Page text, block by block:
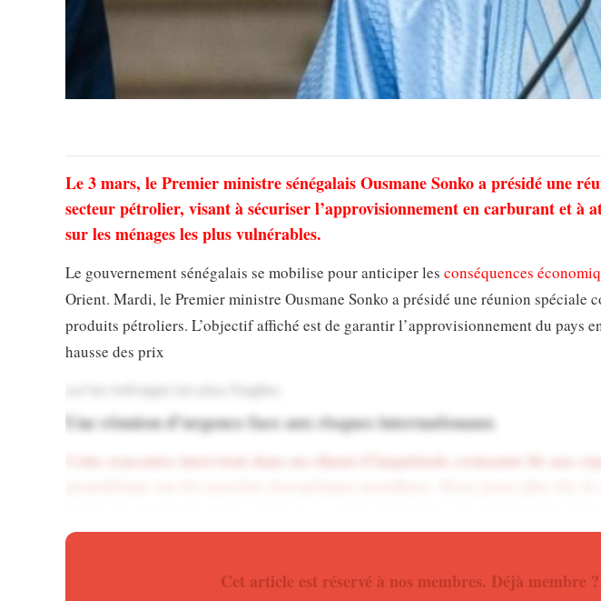
Le 3 mars, le Premier ministre sénégalais Ousmane Sonko a présidé une
secteur pétrolier, visant à sécuriser l’approvisionnement en carburant et à
sur les ménages les plus vulnérables.
Le gouvernement sénégalais se mobilise pour anticiper les conséquences
Orient. Mardi, le Premier ministre Ousmane Sonko a présidé une réunion spéciale
produits pétroliers. L’objectif affiché est de garantir l’approvisionnement du pays
hausse des prix
Une réunion d’urgence face aux risques internationaux
Cette rencontre intervient dans un climat d’inquiétude croissante lié aux
Moyen-Orient pourrait provoquer de fortes turbulences économiques à
Cet article est réservé à nos membres. Déjà membre ?